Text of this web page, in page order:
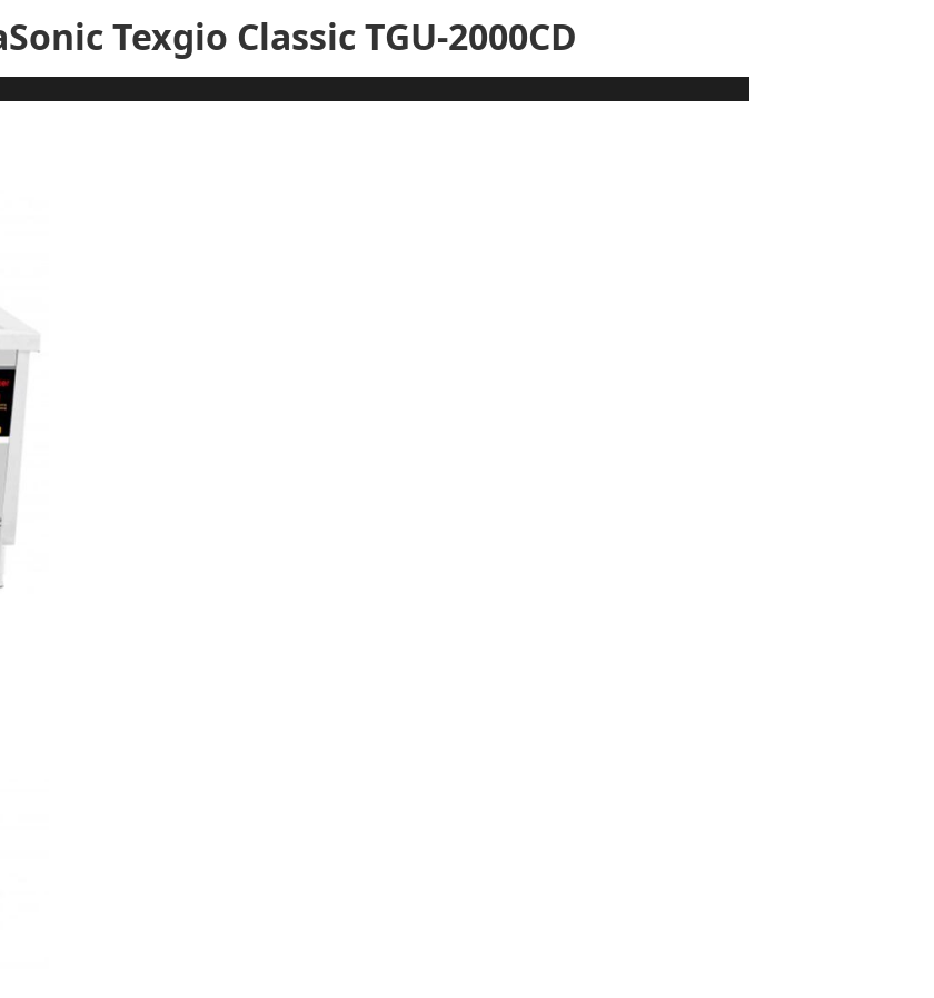
Texgio Classic TGU-2000CD